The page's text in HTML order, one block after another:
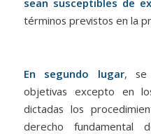
sean susceptibles de
términos previstos en la
En segundo lugar, se
objetivas excepto en
dictadas los
derecho fundamental